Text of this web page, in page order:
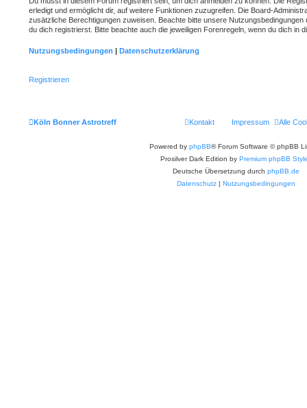
erledigt und ermöglicht dir, auf weitere Funktionen zuzugreifen. Die Board-
zusätzliche Berechtigungen zuweisen. Beachte bitte unsere
du dich registrierst. Bitte beachte auch die jeweiligen Forenregeln, wenn du dich in
Nutzungsbedingungen | Datenschutzerklärung
Registrieren
Köln Bonner Astrotreff Alle
Impressum
Kontakt
Powered by phpBB® Forum Software © phpBB
Prosilver Dark Edition by Premium phpBB
Deutsche Übersetzung durch phpBB.de
Datenschutz | Nutzungsbedingungen